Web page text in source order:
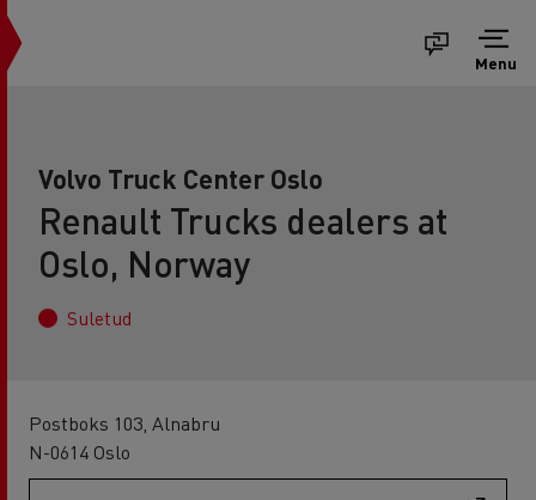
Menu
Volvo Truck Center Oslo
Renault Trucks dealers at
Oslo, Norway
Suletud
Postboks 103, Alnabru
N-0614 Oslo